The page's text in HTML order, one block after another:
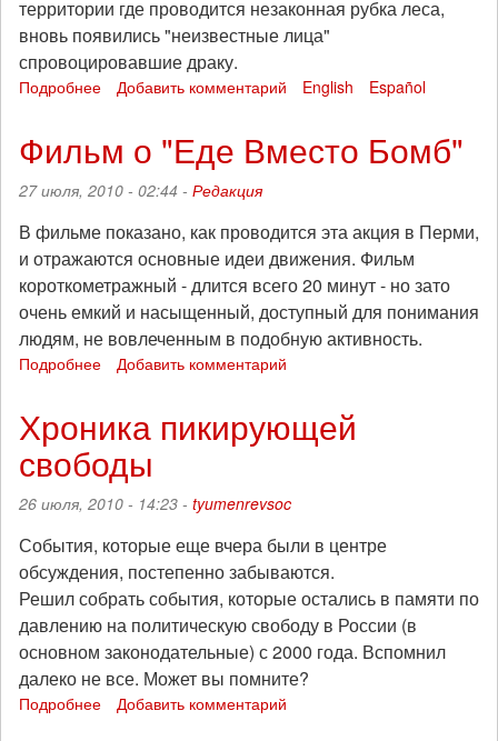
территории где проводится незаконная рубка леса,
вновь появились "неизвестные лица"
спровоцировавшие драку.
Подробнее
леса
пресс-
и
отбились
от
бандитов
Добавить комментарий English Español
Фильм о "Еде Вместо Бомб"
27 июля, 2010 - 02:44 - Редакция
В фильме показано, как проводится эта акция в Перми,
и отражаются основные идеи движения. Фильм
короткометражный - длится всего 20 минут - но зато
очень емкий и насыщенный, доступный для понимания
людям, не вовлеченным в подобную активность.
Подробнее
"Еде
Бомб"
Добавить комментарий
Хроника пикирующей
свободы
26 июля, 2010 - 14:23 - tyumenrevsoc
События, которые еще вчера были в центре
обсуждения, постепенно забываются.
Решил собрать события, которые остались в памяти по
давлению на политическую свободу в России (в
основном законодательные) с 2000 года. Вспомнил
далеко не все. Может вы помните?
Подробнее Добавить комментарий